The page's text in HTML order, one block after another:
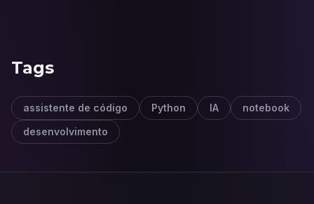
Tags
assistente de código Python IA
notebook
desenvolvimento